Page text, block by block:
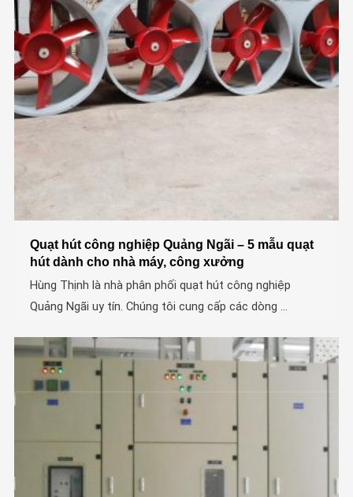
Quạt hút công nghiệp Quảng Ngãi – 5 mẫu quạt
hút dành cho nhà máy, công xưởng
Hùng Thịnh là nhà phân phối quạt hút công nghiệp
Quảng Ngãi uy tín. Chúng tôi cung cấp các dòng ...